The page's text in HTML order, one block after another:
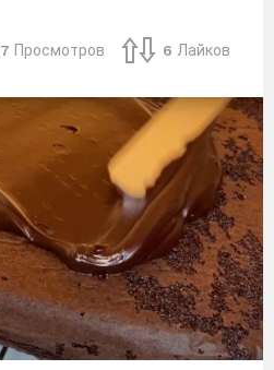
Просмотров 6 Лайков